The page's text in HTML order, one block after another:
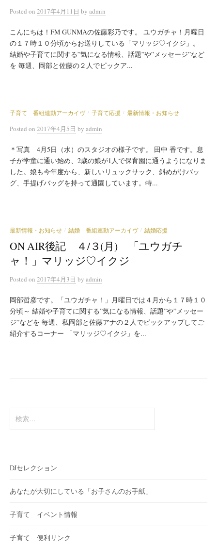
Posted on 2017年4月11日 by admin
こんにちは！FM GUNMAの佐藤彩乃です。 ユウガチャ！月曜日
の１７時１０分頃からお送りしている「マリッジ♡イクジ」。
結婚や子育てに関する”気になる情報、話題”や”メッセージ”など
を 毎週、岡部と佐藤の２人でピックア...
子育て 番組連動アーカイヴ / 子育て応援 / 最新情報・お知らせ
Posted on 2017年4月5日 by admin
＊写真 4月5日（水）のスタジオの様子です。 田中 香です。息
子が学童に通い始め、2歳の娘が1人で保育園に通うようになりま
した。娘も今年度から、新しいリュックサック、斜めがけバッ
グ、手提げバッグを持って通園しています。特...
最新情報・お知らせ / 結婚 番組連動アーカイヴ / 結婚応援
ON AIR後記 ４/３(月) 「ユウガチ
ャ！」マリッジ♡イクジ
Posted on 2017年4月3日 by admin
岡部哲彦です。「ユウガチャ！」月曜日では４月から１７時１０
分頃～ 結婚や子育てに関する”気になる情報、話題”や”メッセー
ジ”などを 毎週、私岡部と佐藤アナの２人でピックアップしてご
紹介するコーナー 「マリッジ♡イクジ」を...
索:
DJセレクション
あなたが大切にしている「お子さんのお手紙」
子育て イベント情報
子育て 便利リンク